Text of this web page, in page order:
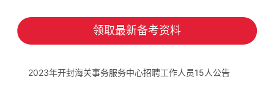
领取最新备考资料
2023年开封海关事务服务中心招聘工作人员15人公告